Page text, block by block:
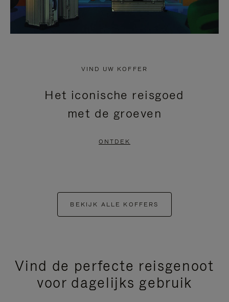
VIND UW KOFFER
Het iconische reisgoed
met de groeven
ONTDEK
BEKIJK ALLE KOFFERS
Vind de perfecte reisgenoot
voor dagelijks gebruik